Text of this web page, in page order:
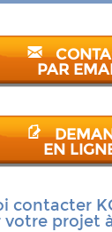
PAR
EN
contacter
projet